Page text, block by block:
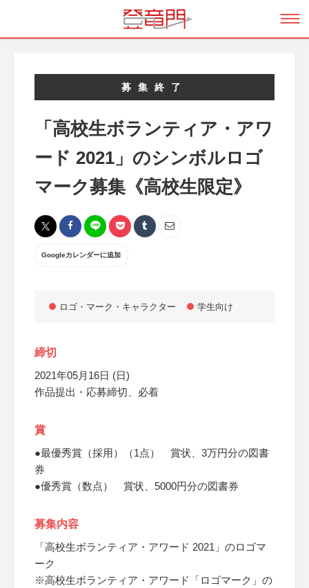
募集終了
「高校生ボランティア・アワ
ード 2021」のシンボルロゴ
マーク募集《高校生限定》
Googleカレンダーに追加
ロゴ・マーク・キャラクター 学生向け
締切
2021年05月16日 (日)
作品提出・応募締切、必着
賞
●最優秀賞（採用）（1点） 賞状、3万円分の図書
券
●優秀賞（数点） 賞状、5000円分の図書券
募集内容
「高校生ボランティア・アワード 2021」のロゴマ
ーク
※高校生ボランティア・アワード「ロゴマーク」の